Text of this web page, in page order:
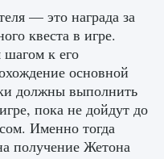
EA
— это награда за
квеста в игре.
к его
основной
должны выполнить
пока не дойдут до
Именно тогда
получение Жетона